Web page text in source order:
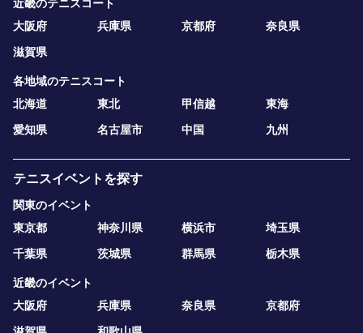
近畿のテニスコート
大阪府
兵庫県 京都府
奈良県
滋賀県
各地域のテニスコート
北海道
東北 甲信越
東海
愛知県
名古屋市 中国 九州
テニスイベントを探す
関東のイベント
東京都
神奈川県 横浜市
埼玉県
千葉県
茨城県 群馬県 栃木県
近畿のイベント
大阪府
兵庫県 奈良県
京都府